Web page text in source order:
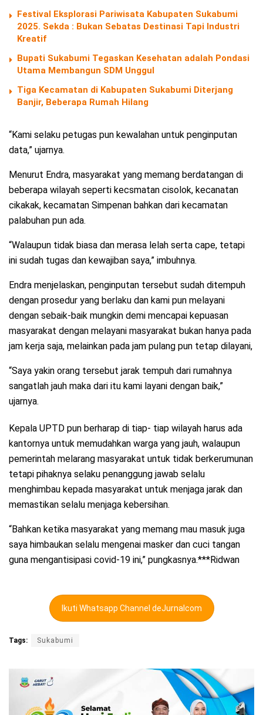
Festival Eksplorasi Pariwisata Kabupaten Sukabumi
2025. Sekda : Bukan Sebatas Destinasi Tapi Industri
Kreatif
Bupati Sukabumi Tegaskan Kesehatan adalah Pondasi
Utama Membangun SDM Unggul
Tiga Kecamatan di Kabupaten Sukabumi Diterjang
Banjir, Beberapa Rumah Hilang
“Kami selaku petugas pun kewalahan untuk penginputan
data,” ujarnya.
Menurut Endra, masyarakat yang memang berdatangan di
beberapa wilayah seperti kecsmatan cisolok, kecanatan
cikakak, kecamatan Simpenan bahkan dari kecamatan
palabuhan pun ada.
“Walaupun tidak biasa dan merasa lelah serta cape, tetapi
ini sudah tugas dan kewajiban saya,” imbuhnya.
Endra menjelaskan, penginputan tersebut sudah ditempuh
dengan prosedur yang berlaku dan kami pun melayani
dengan sebaik-baik mungkin demi mencapai kepuasan
masyarakat dengan melayani masyarakat bukan hanya pada
jam kerja saja, melainkan pada jam pulang pun tetap dilayani,
“Saya yakin orang tersebut jarak tempuh dari rumahnya
sangatlah jauh maka dari itu kami layani dengan baik,”
ujarnya.
Kepala UPTD pun berharap di tiap- tiap wilayah harus ada
kantornya untuk memudahkan warga yang jauh, walaupun
pemerintah melarang masyarakat untuk tidak berkerumunan
tetapi pihaknya selaku penanggung jawab selalu
menghimbau kepada masyarakat untuk menjaga jarak dan
memastikan selalu menjaga kebersihan.
“Bahkan ketika masyarakat yang memang mau masuk juga
saya himbaukan selalu mengenai masker dan cuci tangan
guna mengantisipasi covid-19 ini,” pungkasnya.***Ridwan
Ikuti Whatsapp Channel deJurnalcom
Tags: Sukabumi